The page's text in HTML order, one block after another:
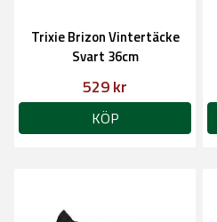
Trixie Brizon Vintertäcke
Svart 36cm
529 kr
KÖP